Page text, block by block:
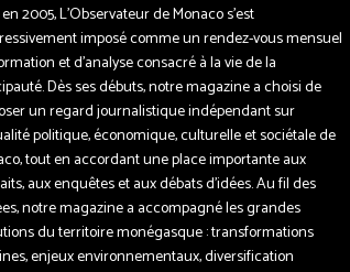
2005, L’Observateur de Monaco s’est
imposé comme un rendez-vous mensuel
et d’analyse consacré à la vie de la
Dès ses débuts, notre magazine a choisi de
un regard journalistique indépendant sur
politique, économique, culturelle et sociétale de
tout en accordant une place importante aux
aux enquêtes et aux débats d’idées. Au fil des
notre magazine a accompagné les grandes
du territoire monégasque : transformations
enjeux environnementaux, diversification